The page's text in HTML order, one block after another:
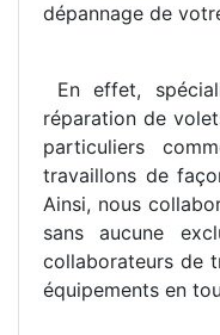
dépannage de
En effet,
réparation de
particuliers
travaillons de
Ainsi, nous
sans aucune
collaborateurs de
équipements en